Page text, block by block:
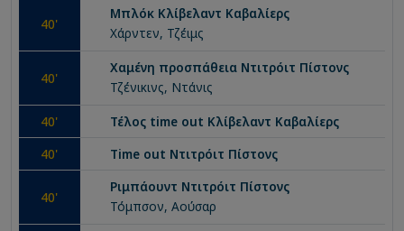
40'
Μπλόκ Κλίβελαντ Καβαλίερς
Χάρντεν, Τζέιμς
40'
Χαμένη προσπάθεια Ντιτρόιτ Πίστονς
Τζένικινς, Ντάνις
40' Τέλος time out Κλίβελαντ Καβαλίερς
40' Time out Ντιτρόιτ Πίστονς
40'
Ριμπάουντ Ντιτρόιτ Πίστονς
Τόμπσον, Αούσαρ